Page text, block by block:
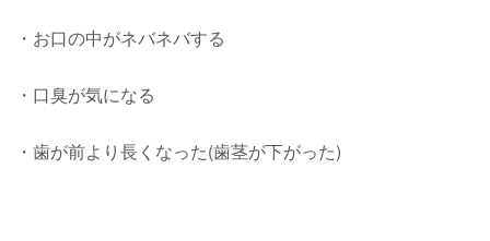
・お口の中がネバネバする
・口臭が気になる
・歯が前より長くなった(歯茎が下がった)